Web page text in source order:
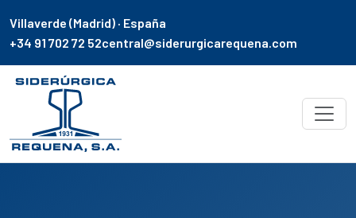
Villaverde (Madrid) · España
+34 91 702 72 52central@siderurgicarequena.com